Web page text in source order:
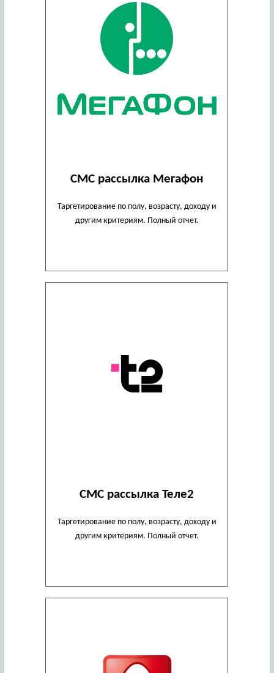
СМС рассылка Мегафон
Таргетирование по полу, возрасту, доходу и
другим критериям. Полный отчет.
СМС рассылка Теле2
Таргетирование по полу, возрасту, доходу и
другим критериям. Полный отчет.